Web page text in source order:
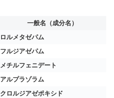
一般名（成分名）
ロルメタゼパム
フルジアゼパム
メチルフェニデート
アルプラゾラム
クロルジアゼポキシド